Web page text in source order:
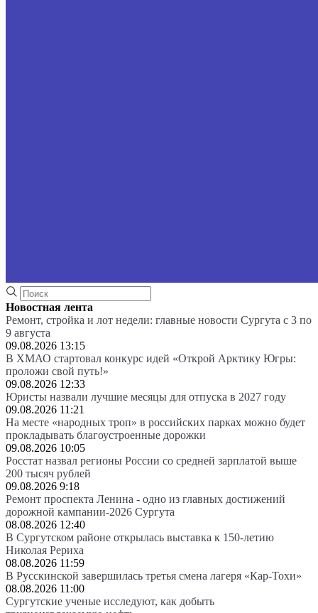
Новостная лента
Ремонт, стройка и лот недели: главные новости Сургута с 3 по
9 августа
09.08.2026 13:15
В ХМАО стартовал конкурс идей «Открой Арктику Югры:
проложи свой путь!»
09.08.2026 12:33
Юристы назвали лучшие месяцы для отпуска в 2027 году
09.08.2026 11:21
На месте «народных троп» в российских парках можно будет
прокладывать благоустроенные дорожки
09.08.2026 10:05
Росстат назвал регионы России со средней зарплатой выше
200 тысяч рублей
09.08.2026 9:18
Ремонт проспекта Ленина - одно из главных достижений
дорожной кампании-2026 Сургута
08.08.2026 12:40
В Сургутском районе открылась выставка к 150-летию
Николая Рериха
08.08.2026 11:59
В Русскинской завершилась третья смена лагеря «Кар-Тохи»
08.08.2026 11:00
Сургутские ученые исследуют, как добыть